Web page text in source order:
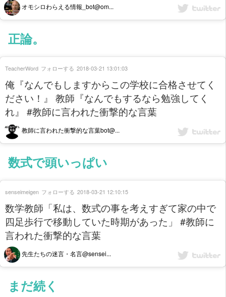
オモシロわらえる情報_bot@om...
正論。
俺『なんでもしますからこの学校に合格させてく
ださい！』 教師『なんでもするなら勉強してく
れ』 #教師に言われた衝撃的な言葉
教師に言われた衝撃的な言葉bot@...
TeacherWord フォローする 2018-03-21 13:01:03
数式で頭いっぱい
数学教師「私は、数式の事を考えすぎて家の中で
四足歩行で移動していた時期があった」 #教師に
言われた衝撃的な言葉
先生たちの迷言・名言@sensei...
senseimeigen フォローする 2018-03-21 12:10:15
まだ続く